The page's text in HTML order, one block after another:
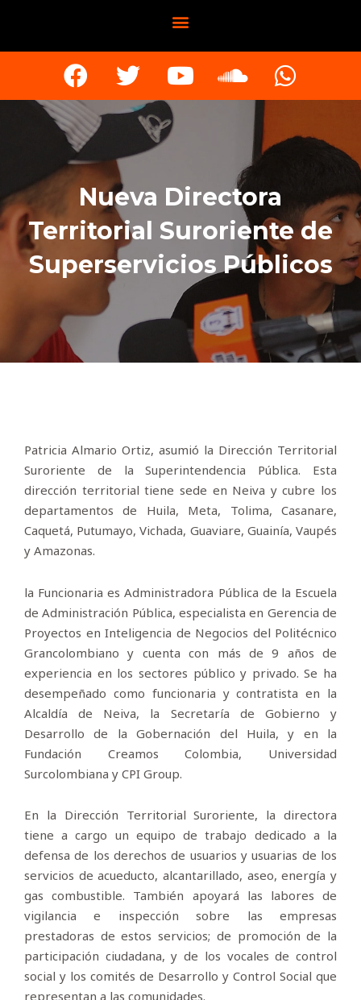
Nueva Directora
Territorial Suroriente de
Superservicios Públicos
Patricia Almario Ortiz, asumió la Dirección Territorial
Suroriente de la Superintendencia Pública. Esta
dirección territorial tiene sede en Neiva y cubre los
departamentos de Huila, Meta, Tolima, Casanare,
Caquetá, Putumayo, Vichada, Guaviare, Guainía, Vaupés
y Amazonas.
la Funcionaria es Administradora Pública de la Escuela
de Administración Pública, especialista en Gerencia de
Proyectos en Inteligencia de Negocios del Politécnico
Grancolombiano y cuenta con más de 9 años de
experiencia en los sectores público y privado. Se ha
desempeñado como funcionaria y contratista en la
Alcaldía de Neiva, la Secretaría de Gobierno y
Desarrollo de la Gobernación del Huila, y en la
Fundación Creamos Colombia, Universidad
Surcolombiana y CPI Group.
En la Dirección Territorial Suroriente, la directora
tiene a cargo un equipo de trabajo dedicado a la
defensa de los derechos de usuarios y usuarias de los
servicios de acueducto, alcantarillado, aseo, energía y
gas combustible. También apoyará las labores de
vigilancia e inspección sobre las empresas
prestadoras de estos servicios; de promoción de la
participación ciudadana, y de los vocales de control
social y los comités de Desarrollo y Control Social que
representan a las comunidades.